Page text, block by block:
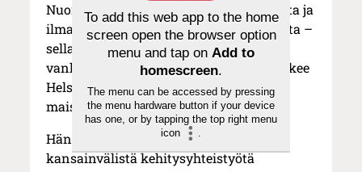
Nuorilla on valtava huoli tulevaisuudesta ja
ilmastosta ja tarve toimia niiden puolesta –
sellaista paloa ja tahtoa, mitä meitä
vanhemmilta polvilta ei ole löytynyt, näkee
Helsingin yliopistossa valtiotieteiden
maisteriksi opiskelevaLiisa Kerola, 23.
Häntä innostaa tutkia, miten
kansainvälistä kehitysyhteistyötä
To add this web app to the home
screen open the browser option
menu and tap on Add to
homescreen.
The menu can be accessed by pressing
the menu hardware button if your device
has one, or by tapping the top right menu
icon
.